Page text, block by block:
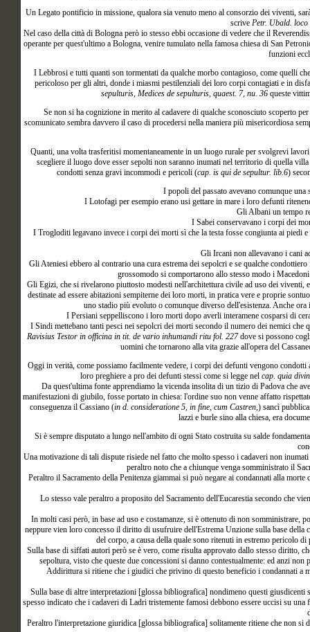
UnLegato pontificio in missione, qualora sia venuto meno al consorzio dei viventi,
scrive Petr. Ubald. loco
Nel caso della città di Bologna però io stesso ebbi occasione di vedere che il
operante per quest'ultimo a Bologna, venire tumulato nella famosa chiesa di San
funzioni
ILebbrosi e tutti quanti son tormentati da qualche morbo contagioso, come quelli
pericoloso per gli altri, donde i miasmi pestilenziali dei loro corpi contagiati e in
sepulturis, Medices de sepulturis, quaest. 7, nu. 36queste
Senon si ha cognizione in merito al cadavere di qualche sconosciuto scoperto
scomunicato sembra davvero il caso di procedersi nella maniera più misericordiosa
Quanti, una volta trasferitisi momentaneamente in un luogo rurale per svolgrevi
scegliere il luogo dove esser sepolti non saranno inumati nel territorio di quella
condotti senza gravi incommodi e pericoli (cap. is qui de sepultur. lib.6)
I popoli del passato avevano comunque
I Lotofagi per esempio erano usi gettare in mare i loro defunti
Gli Albani un tempo
I Sabei conservavano i corpi dei
I Trogloditi legavano invece i corpi dei morti sì che la testa fosse congiunta ai piedi
Gli Ircani non allevavano i cani
Gli Ateniesi ebbero al contrario una cura estrema dei sepolcri e se qualche
grossomodo si comportarono allo stesso modo i
Gli Egizi, che si rivelarono piuttosto modesti nell'architettura civile ad uso dei
destinate ad essere abitazioni sempiterne dei loro morti, in pratica vere e proprie
uno stadio più evoluto o comunque diverso dell'esistenza. Anche
I Persiani seppelliscono i loro morti dopo averli interamene cosparsi di
I Sindi mettebano tanti pesci nei sepolcri dei morti secondo il numero dei nemici
Ravisius Testor in officina in tit. de vario inhumandi ritu fol. 227dove si possono
uomini che tornarono alla vita grazie all'opera del
Oggi in verità, come possiamo facilmente vedere, i corpi dei defunti vengono
loro preghiere a pro dei defunti stessi come si legge nel cap. quia
Da quest'ultima fonte apprendiamo la vicenda insolita di un tizio di Padova che
manifestazioni di giubilo, fosse portato in chiesa: l'ordine suo non venne affatto
conseguenza il Cassiano (in d. consideratione 5, in fine, cum Castren,) sancì
lazzi e burle sino alla chiesa, era
Si è sempre disputato a lungo nell'ambito di ogni Stato costruita su salde
Una motivazione di tali dispute risiede nel fatto che molto spesso i cadaveri non
peraltro noto che a chiunque venga somministrato il
Peraltro il Sacramento della Penitenza giammai si può negare ai condannati alla
Lo stesso vale peraltro a proposito del Sacramento dell'Eucarestia secondo che
In molti casi però, in base ad uso e costamanze, si è ottenuto di non somministrare,
neppure vien loro concesso il diritto di usufruire dell'Estrema Unzione sulla base della
del corpo, a causa della quale sono ritenuti in estremo pericolo
Sulla base di siffati autori però se è vero, come risulta approvato dallo stesso diritto,
sepoltura, visto che queste due concessioni si danno contestualmente: ed anzi
Addirittura si ritiene che i giudici che privino di questo beneficio i condannati a
Sulla base di altre interpretazioni [glossa bibliografica] nondimeno questi
spesso indicato che i cadaveri di Ladri tristemente famosi debbono essere uccisi su
Peraltro l'interpretazione giuridica [glossa bibliografica] solitamente ritiene che non